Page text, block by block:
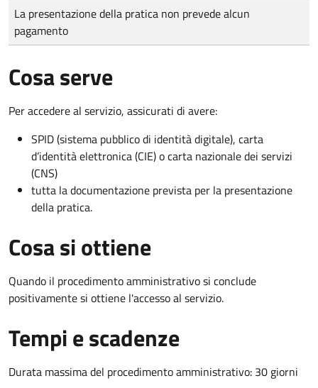
Tipo di pagamento
Importo
La presentazione della pratica non prevede alcun
pagamento
Cosa serve
Per accedere al servizio, assicurati di avere:
SPID (sistema pubblico di identità digitale), carta
d’identità elettronica (CIE) o carta nazionale dei servizi
(CNS)
tutta la documentazione prevista per la presentazione
della pratica.
Cosa si ottiene
Quando il procedimento amministrativo si conclude
positivamente si ottiene l'accesso al servizio.
Tempi e scadenze
Durata massima del procedimento amministrativo: 30 giorni